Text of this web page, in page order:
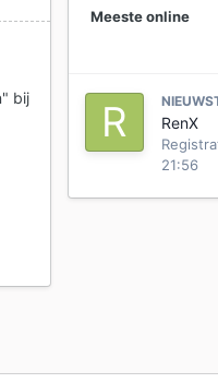
bij
Meeste online
RenX
21:56